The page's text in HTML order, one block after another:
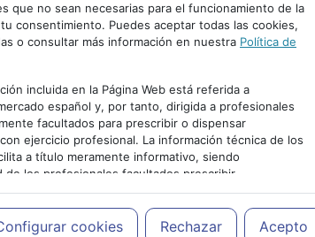
que no sean necesarias para el funcionamiento de la
consentimiento. Puedes aceptar todas las cookies,
o consultar más información en nuestra Política de
incluida en la Página Web está referida a
español y, por tanto, dirigida a profesionales
facultados para prescribir o dispensar
ejercicio profesional. La información técnica de los
a título meramente informativo, siendo
de los profesionales facultados prescribir
decidir, en cada caso concreto, el tratamiento más
necesidades del paciente.
cookies Rechazar Acepto
PUBLICIDAD